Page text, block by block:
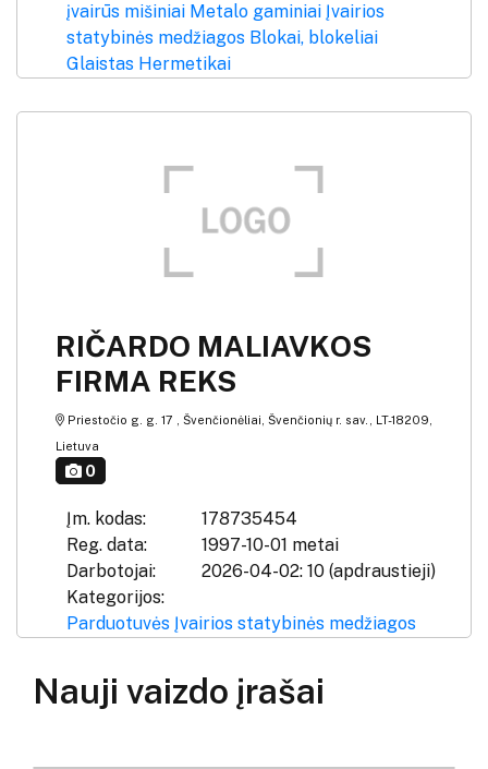
įvairūs mišiniai Metalo gaminiai Įvairios
statybinės medžiagos Blokai, blokeliai
Glaistas Hermetikai
RIČARDO MALIAVKOS
FIRMA REKS
Priestočio g. g. 17 , Švenčionėliai, Švenčionių r. sav., LT-18209,
Lietuva
0
Įm. kodas:
178735454
Reg. data:
1997-10-01 metai
Darbotojai:
2026-04-02: 10 (apdraustieji)
Kategorijos:
Parduotuvės Įvairios statybinės medžiagos
Nauji vaizdo įrašai